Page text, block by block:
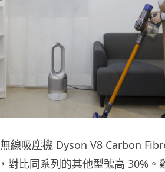
線吸塵機 Dyson V8 Carbon
對比同系列的其他型號高 30%。